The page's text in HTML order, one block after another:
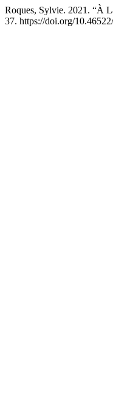
Roques, Sylvie. 2021. “À
37. https://doi.org/